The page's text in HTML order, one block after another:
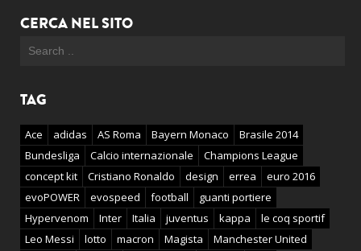
CERCA NEL SITO
TAG
Ace adidas AS Roma Bayern Monaco
Brasile 2014
Bundesliga
Calcio internazionale
Champions League
concept kit
Cristiano Ronaldo design errea
euro 2016
evoPOWER
evospeed football
guanti portiere
Hypervenom
Inter Italia juventus kappa
le coq sportif
Leo Messi
lotto macron Magista
Manchester United